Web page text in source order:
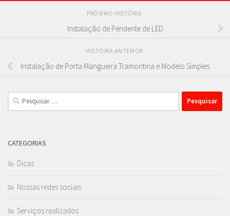
PRÓXIMO HISTÓRIA
Instalação de Pendente de LED
HISTÓRIA ANTERIOR
Instalação de Porta Mangueira Tramontina e Modelo Simples
Pesquisar
por:
CATEGORIAS
Dicas
Nossas redes sociais
Serviços realizados